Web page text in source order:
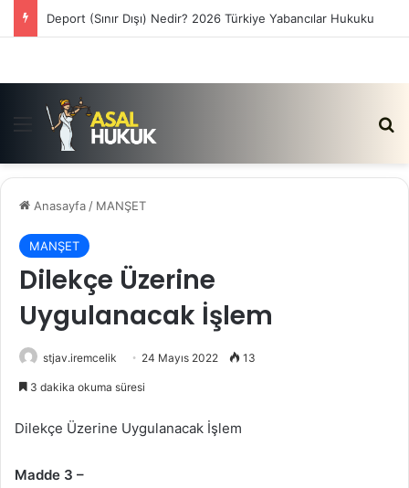
Satış Vaadi Sözleşmesi İptali Nedir?
Menü
Anasayfa / MANŞET
MANŞET
Dilekçe Üzerine
Uygulanacak İşlem
stjav.iremcelik 24 Mayıs 2022 13
3 dakika okuma süresi
Dilekçe Üzerine Uygulanacak İşlem
Madde 3 –